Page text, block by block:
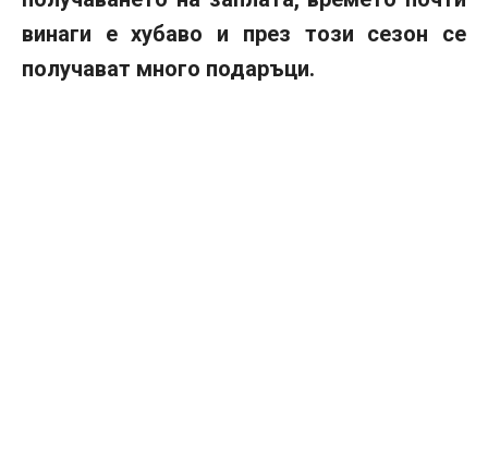
винаги е хубаво и през този сезон се
получават много подаръци.